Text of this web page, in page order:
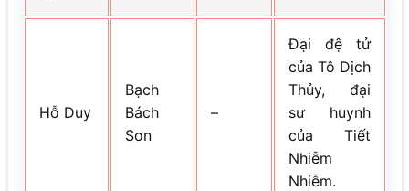
Hỗ Duy
Bạch
Bách
Sơn
–
Đại đệ tử
của Tô Dịch
Thủy, đại
sư huynh
của Tiết
Nhiễm
Nhiễm.